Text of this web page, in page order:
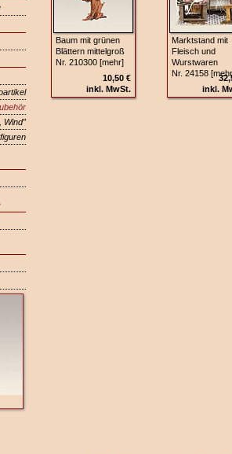
Wind”
Baum mit grünen
Blättern mittelgroß
Nr. 210300 [mehr]
10,50 €
inkl. MwSt.
Marktstand mit
Fleisch und
Wurstwaren
Nr. 24158
inkl.